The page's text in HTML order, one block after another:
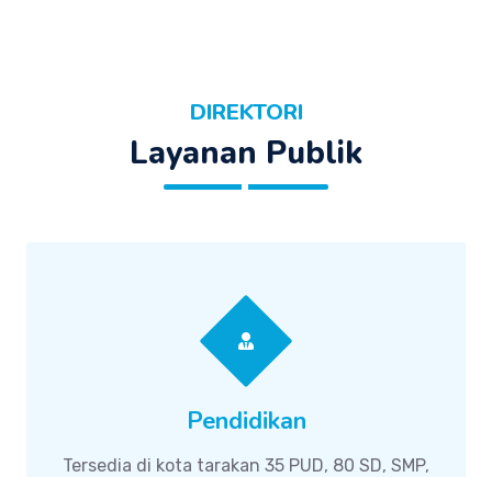
DIREKTORI
Layanan Publik
Pendidikan
Tersedia di kota tarakan 35 PUD, 80 SD, SMP,